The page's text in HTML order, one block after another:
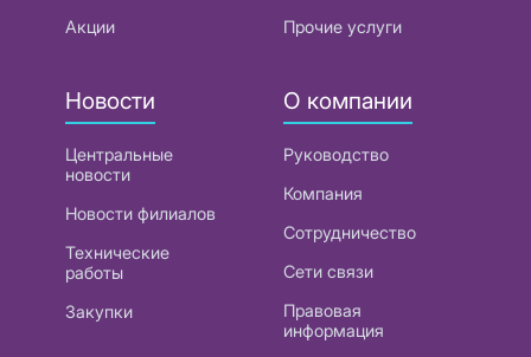
Акции
Прочие услуги
Новости
Центральные
новости
Новости филиалов
Технические
работы
Закупки
О компании
Руководство
Компания
Сотрудничество
Сети связи
Правовая
информация